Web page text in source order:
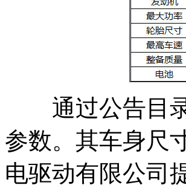
通过公告目录
参数。其车身尺
电驱动有限公司